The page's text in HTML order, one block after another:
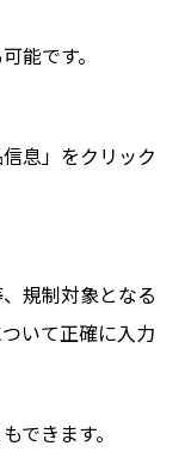
能です。
息」をクリック
規制対象となる
いて正確に入力
できます。